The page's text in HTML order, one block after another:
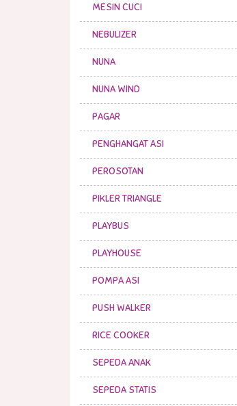
MESIN CUCI
NEBULIZER
NUNA
NUNA WIND
PAGAR
PENGHANGAT ASI
PEROSOTAN
PIKLER TRIANGLE
PLAYBUS
PLAYHOUSE
POMPA ASI
PUSH WALKER
RICE COOKER
SEPEDA ANAK
SEPEDA STATIS